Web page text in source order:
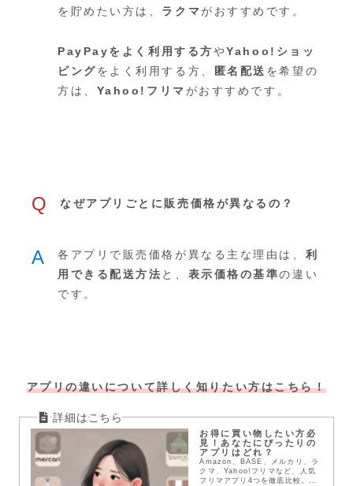
を貯めたい方は、 ラクマ がおすすめです。
PayPayをよく利用する方やYahoo!ショッ
ピングをよく利用する方、 匿名配送 を希望の
方は、 Yahoo!フリマ がおすすめです。
Q なぜアプリごとに販売価格が異なるの？
A 各アプリで販売価格が異なる主な理由は、 利
用できる配送方法 と、 表示価格の基準の違い
です。
アプリの違いについて詳しく知りたい方はこちら！
お得に買い物したい方必
見！あなたにぴったりの
アプリはどれ？
Amazon、BASE、メルカリ、ラ
クマ、Yahoo!フリマなど、人気
フリマアプリ4つを徹底比較。送